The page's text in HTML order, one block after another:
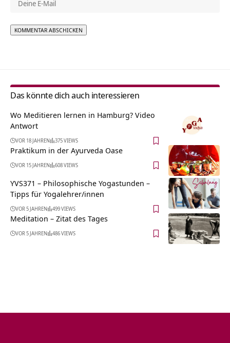
Das könnte dich auch interessieren
Wo Meditieren lernen in Hamburg? Video
Antwort
VOR 18 JAHREN 375 VIEWS
Praktikum in der Ayurveda Oase
VOR 15 JAHREN 608 VIEWS
YVS371 – Philosophische Yogastunden –
Tipps für Yogalehrer/innen
VOR 5 JAHREN 499 VIEWS
Meditation – Zitat des Tages
VOR 5 JAHREN 486 VIEWS